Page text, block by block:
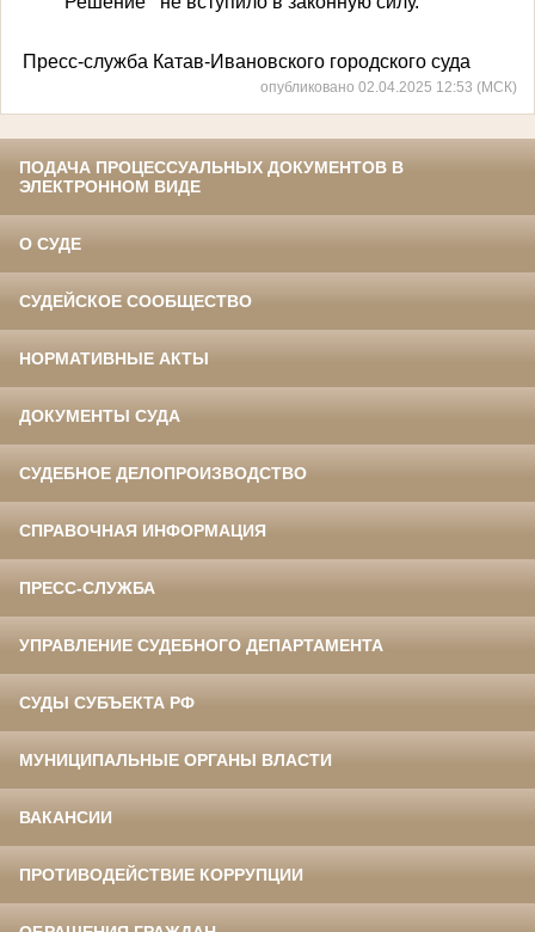
Пресс-служба Катав-Ивановского городского суда
опубликовано 02.04.2025 12:53 (МСК)
ПОДАЧА ПРОЦЕССУАЛЬНЫХ ДОКУМЕНТОВ В
ЭЛЕКТРОННОМ ВИДЕ
О СУДЕ
СУДЕЙСКОЕ СООБЩЕСТВО
НОРМАТИВНЫЕ АКТЫ
ДОКУМЕНТЫ СУДА
СУДЕБНОЕ ДЕЛОПРОИЗВОДСТВО
СПРАВОЧНАЯ ИНФОРМАЦИЯ
ПРЕСС-СЛУЖБА
УПРАВЛЕНИЕ СУДЕБНОГО ДЕПАРТАМЕНТА
СУДЫ СУБЪЕКТА РФ
МУНИЦИПАЛЬНЫЕ ОРГАНЫ ВЛАСТИ
ВАКАНСИИ
ПРОТИВОДЕЙСТВИЕ КОРРУПЦИИ